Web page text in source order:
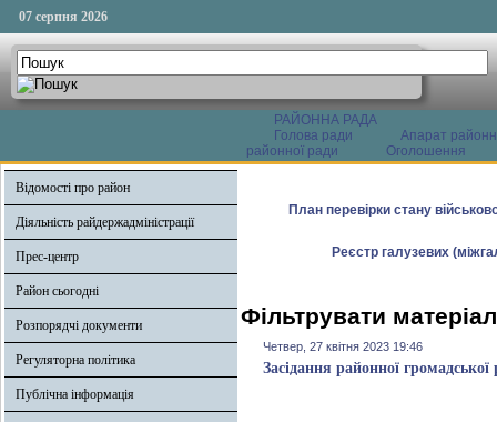
07 серпня 2026
РАЙОННА РАДА
Голова ради
Апарат
районної ради
Оголошення
Відомості про район
Діяльність райдержадміністрації
Прес-центр
Район сьогодні
Розпорядчі документи
Регуляторна політика
Публічна інформація
План перевірки стану
Реєстр галузевих
Фільтрувати
Четвер, 27 квітня 2023 19:46
Засідання районної громадської